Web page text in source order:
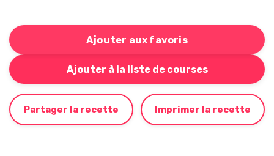
Ajouter aux favoris
Ajouter à la liste de courses
Bouton pour ajouter cette recette à votre liste de
Partager la recette Imprimer la recette